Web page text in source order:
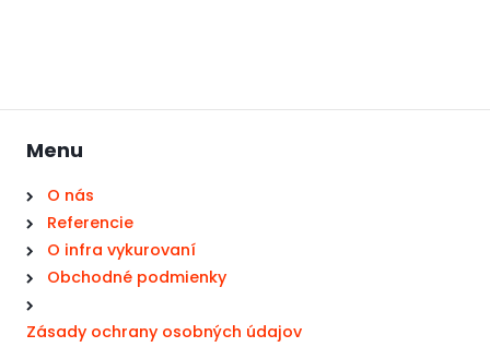
Menu
O nás
Referencie
O infra vykurovaní
Obchodné podmienky
Zásady ochrany osobných údajov